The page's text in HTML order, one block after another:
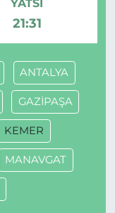
YATSI
21:31
ANTALYA
GAZİPAŞA
KEMER
MANAVGAT